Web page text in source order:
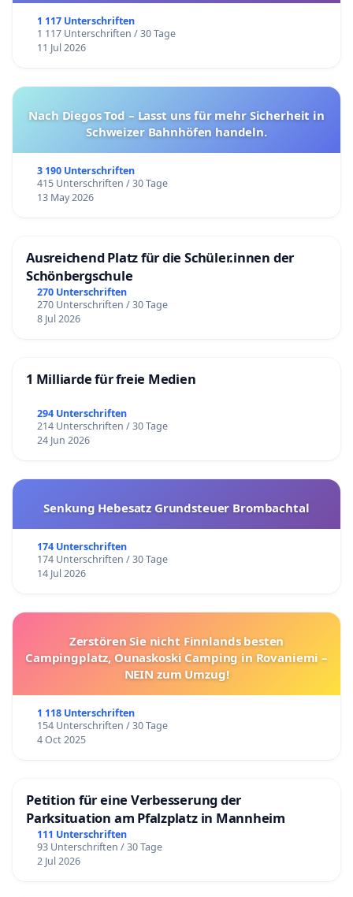
1 117 Unterschriften
1 117 Unterschriften / 30 Tage
11 Jul 2026
Nach Diegos Tod – Lasst uns für mehr Sicherheit in
Schweizer Bahnhöfen handeln.
3 190 Unterschriften
415 Unterschriften / 30 Tage
13 May 2026
Ausreichend Platz für die Schüler.innen der
Schönbergschule
270 Unterschriften
270 Unterschriften / 30 Tage
8 Jul 2026
1 Milliarde für freie Medien
294 Unterschriften
214 Unterschriften / 30 Tage
24 Jun 2026
Senkung Hebesatz Grundsteuer Brombachtal
174 Unterschriften
174 Unterschriften / 30 Tage
14 Jul 2026
Zerstören Sie nicht Finnlands besten
Campingplatz, Ounaskoski Camping in Rovaniemi –
NEIN zum Umzug!
1 118 Unterschriften
154 Unterschriften / 30 Tage
4 Oct 2025
Petition für eine Verbesserung der
Parksituation am Pfalzplatz in Mannheim
111 Unterschriften
93 Unterschriften / 30 Tage
2 Jul 2026